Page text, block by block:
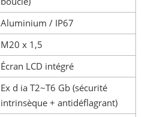
Aluminium / IP67
M20 x 1,5
Écran LCD intégré
Ex d ia T2~T6 Gb (sécurité
intrinsèque + antidéflagrant)